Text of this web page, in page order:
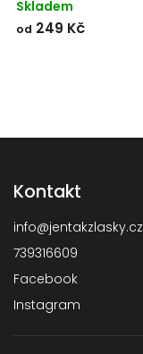
Skladem
od 249 Kč
Kontakt
info@jentakzlasky.cz
739316609
Facebook
Instagram